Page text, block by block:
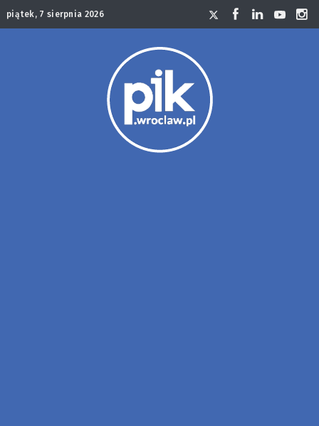
piątek, 7 sierpnia 2026